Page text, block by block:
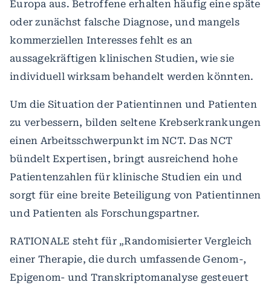
Europa aus. Betroffene erhalten häufig eine späte
oder zunächst falsche Diagnose, und mangels
kommerziellen Interesses fehlt es an
aussagekräftigen klinischen Studien, wie sie
individuell wirksam behandelt werden könnten.
Um die Situation der Patientinnen und Patienten
zu verbessern, bilden seltene Krebserkrankungen
einen Arbeitsschwerpunkt im NCT. Das NCT
bündelt Expertisen, bringt ausreichend hohe
Patientenzahlen für klinische Studien ein und
sorgt für eine breite Beteiligung von Patientinnen
und Patienten als Forschungspartner.
RATIONALE steht für „Randomisierter Vergleich
einer Therapie, die durch umfassende Genom-,
Epigenom- und Transkriptomanalyse gesteuert